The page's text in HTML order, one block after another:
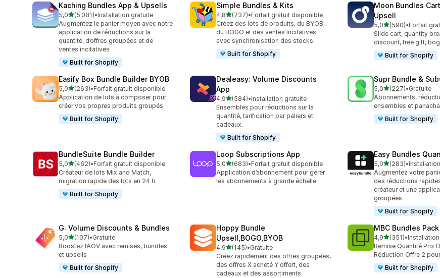
Kaching Bundles App & Upsells
5,0étoile(s) sur 5
(5 081)
5081 avis au total
•Installation gratuite
Augmentez le panier moyen avec notre
application de réductions sur la
quantité, d’offres groupées et de
ventes incitatives
Built for Shopify
Simple Bundles & Kits
4,8étoile(s) sur 5
(737)
737 avis au total
•Forfait gratuit disponible
Créez des lots de produits, du BYOB,
du BOGO et des ventes incitatives
avec synchronisation des stocks
Built for Shopify
Moon Bundles
Upsell
5,0étoile(s) sur 5
(590)
590 avis au total
•Forfait
Slide cart, quantity
discount, free gift,
Built for Shopify
Easify Box Bundle Builder BYOB
5,0étoile(s) sur 5
(263)
263 avis au total
•Forfait gratuit disponible
Application de lots à composer pour
créer vos propres produits groupés
Built for Shopify
Dealeasy: Volume Discounts
App
4,9étoile(s) sur 5
(584)
584 avis au total
•Installation gratuite
Ensembles pour réductions sur la
quantité, tarification par paliers et
cadeaux.
Built for Shopify
Supr Bundle &
5,0étoile(s) sur 5
(227)
227 avis au total
•Gratuite
Abonnements,
ensembles et
Built for Shopify
BundleSuite Bundle Builder
5,0étoile(s) sur 5
(462)
462 avis au total
•Forfait gratuit disponible
Créateur de lots Mix and Match,
migration rapide des lots en 24 h
Built for Shopify
Loop Subscriptions App
5,0étoile(s) sur 5
(683)
683 avis au total
•Forfait gratuit disponible
Application d’abonnement pour gérer
les abonnements à grande échelle
Easy Bundles
5,0étoile(s) sur 5
(283)
283 avis au total
•
Augmentez votre
des réductions
créateur et une
groupées
Built for Shopify
G: Volume Discounts & Bundles
5,0étoile(s) sur 5
(107)
107 avis au total
•Gratuite
Boostez l’AOV avec remises, bundles
et upsells
Built for Shopify
Hoppy Bundle
Upsell,BOGO,BYOB
4,9étoile(s) sur 5
(145)
145 avis au total
•Gratuite
Créez rapidement des offres groupées,
des offres X acheté Y offert, des
cadeaux et des assortiments
MBC Bundles
4,9étoile(s) sur 5
(351)
351 avis au total
•
Remise Quantité Prix
Réduction Offre 2 pour
Built for Shopify